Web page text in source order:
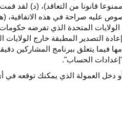
قانونا من التعاقد)، (د) لقد
عليه صراحة في هذه
المتحدة الذي تفرضه
التصدير المطبقة خارج
فيما يتعلق ببرنامج المشاركين
الحساب".
دخل العمولة الذي يمكنك توقعه